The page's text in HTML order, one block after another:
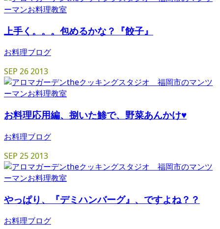
上手く。。。包めるかな？『餃子』
お料理ブログ
SEP 262013
お料理応用編、捌いた鯵で、野菜あんかけ♥
お料理ブログ
SEP 252013
やっぱり、『デミハンバーグ』、ですよね？？
お料理ブログ